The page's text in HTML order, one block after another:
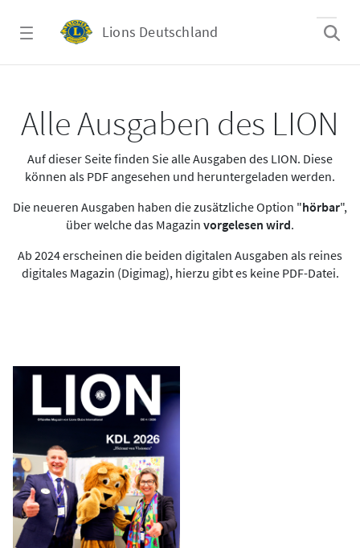
Lions Deutschland
Alle Ausgaben des LION
Auf dieser Seite finden Sie alle Ausgaben des LION. Diese
können als PDF angesehen und heruntergeladen werden.
Die neueren Ausgaben haben die zusätzliche Option "hörbar",
über welche das Magazin vorgelesen wird.
Ab 2024 erscheinen die beiden digitalen Ausgaben als reines
digitales Magazin (Digimag), hierzu gibt es keine PDF-Datei.